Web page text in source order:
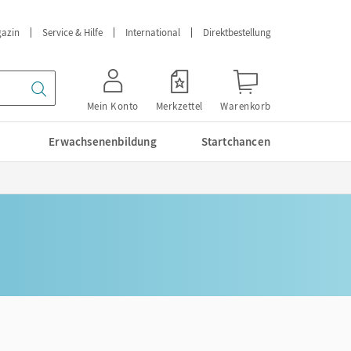
Service & Hilfe International Direktbestellung
Mein Konto Merkzettel Warenkorb
Erwachsenenbildung Startchancen